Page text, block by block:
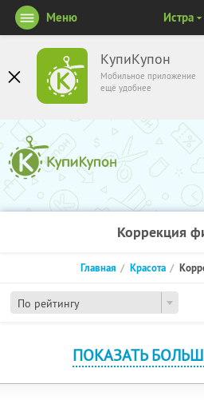
КупиКупон
Мобильное приложение
ещё удобнее
Меню Истра
Коррекция
По рейтингу
Главная Красота
ПОКАЗАТЬ